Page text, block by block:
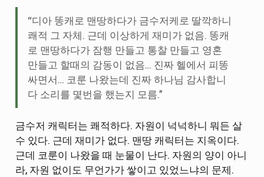
“디아 똥캐로 맨땅하다가 금수저케로 딸깍하니
쾌적 그 자체. 근데 이상하게 재미가 없음. 똥캐
로 맨땅하다가 잠행 만들고 통찰 만들고 영혼
만들고 할때의 감동이 없음… 진짜 헬에서 피똥
싸면서… 코룬 나왔는데 진짜 하나님 감사합니
다 소리를 몇번을 했는지 모름.”
금수저 캐릭터는 쾌적하다. 자원이 넉넉하니 뭐든 살
수 있다. 근데 재미가 없다. 맨땅 캐릭터는 지옥이다.
근데 코룬이 나왔을 때 눈물이 난다. 자원의 양이 아니
라, 자원 없이도 무언가가 쌓이고 있었느냐의 문제.